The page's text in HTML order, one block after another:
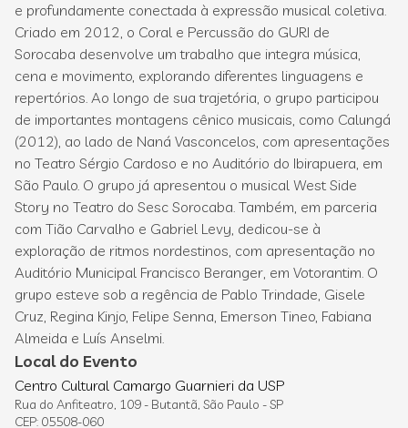
e profundamente conectada à expressão musical coletiva.
Criado em 2012, o Coral e Percussão do GURI de
Sorocaba desenvolve um trabalho que integra música,
cena e movimento, explorando diferentes linguagens e
repertórios. Ao longo de sua trajetória, o grupo participou
de importantes montagens cênico musicais, como Calungá
(2012), ao lado de Naná Vasconcelos, com apresentações
no Teatro Sérgio Cardoso e no Auditório do Ibirapuera, em
São Paulo. O grupo já apresentou o musical West Side
Story no Teatro do Sesc Sorocaba. Também, em parceria
com Tião Carvalho e Gabriel Levy, dedicou-se à
exploração de ritmos nordestinos, com apresentação no
Auditório Municipal Francisco Beranger, em Votorantim. O
grupo esteve sob a regência de Pablo Trindade, Gisele
Cruz, Regina Kinjo, Felipe Senna, Emerson Tineo, Fabiana
Almeida e Luís Anselmi.
Local do Evento
Centro Cultural Camargo Guarnieri da USP
Rua do Anfiteatro, 109 - Butantã, São Paulo - SP
CEP: 05508-060